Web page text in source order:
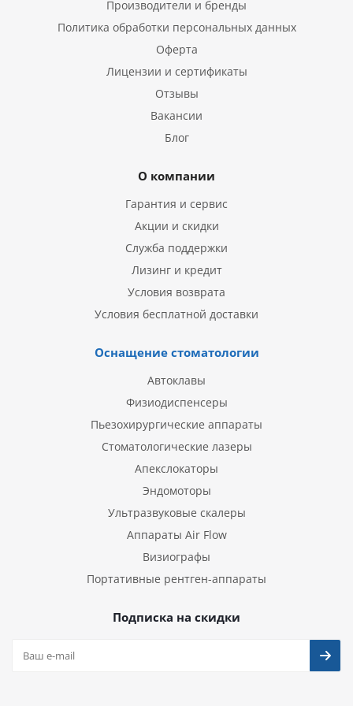
Производители и бренды
Политика обработки персональных данных
Оферта
Лицензии и сертификаты
Отзывы
Вакансии
Блог
О компании
Гарантия и сервис
Акции и скидки
Служба поддержки
Лизинг и кредит
Условия возврата
Условия бесплатной доставки
Оснащение стоматологии
Автоклавы
Физиодиспенсеры
Пьезохирургические аппараты
Стоматологические лазеры
Апекслокаторы
Эндомоторы
Ультразвуковые скалеры
Аппараты Air Flow
Визиографы
Портативные рентген-аппараты
Подписка на скидки